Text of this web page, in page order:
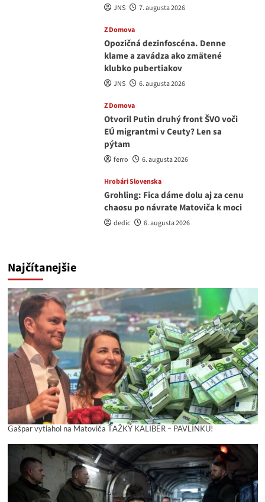
JNS 7. augusta 2026
Z Domova
Opozičná dezinfoscéna. Denne
klame a zavádza ako zmätené
klubko pubertiakov
JNS 6. augusta 2026
Z Domova
Otvoril Putin druhý front ŠVO voči
EÚ migrantmi v Ceuty? Len sa
pýtam
ferro 6. augusta 2026
Hrobári Slovenska
Grohling: Fica dáme dolu aj za cenu
chaosu po návrate Matoviča k moci
dedic 6. augusta 2026
Najčítanejšie
Gašpar vytiahol na Matoviča ŤAŽKÝ KALIBER – PAVLÍNKU!